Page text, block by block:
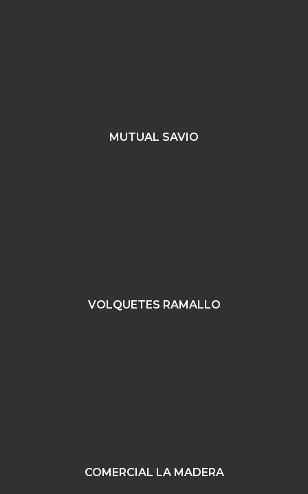
MUTUAL SAVIO
VOLQUETES RAMALLO
COMERCIAL LA MADERA